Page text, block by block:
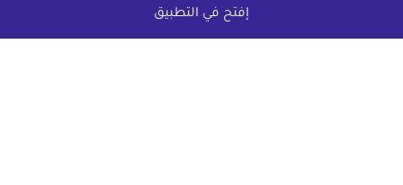
إفتح في التطبيق
تواصل معنا
اتفاقية الخصوصية